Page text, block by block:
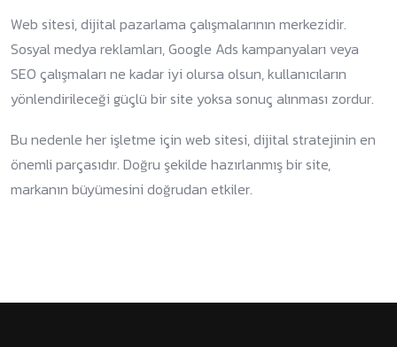
Web sitesi, dijital pazarlama çalışmalarının merkezidir.
Sosyal medya reklamları, Google Ads kampanyaları veya
SEO çalışmaları ne kadar iyi olursa olsun, kullanıcıların
yönlendirileceği güçlü bir site yoksa sonuç alınması zordur.
Bu nedenle her işletme için web sitesi, dijital stratejinin en
önemli parçasıdır. Doğru şekilde hazırlanmış bir site,
markanın büyümesini doğrudan etkiler.